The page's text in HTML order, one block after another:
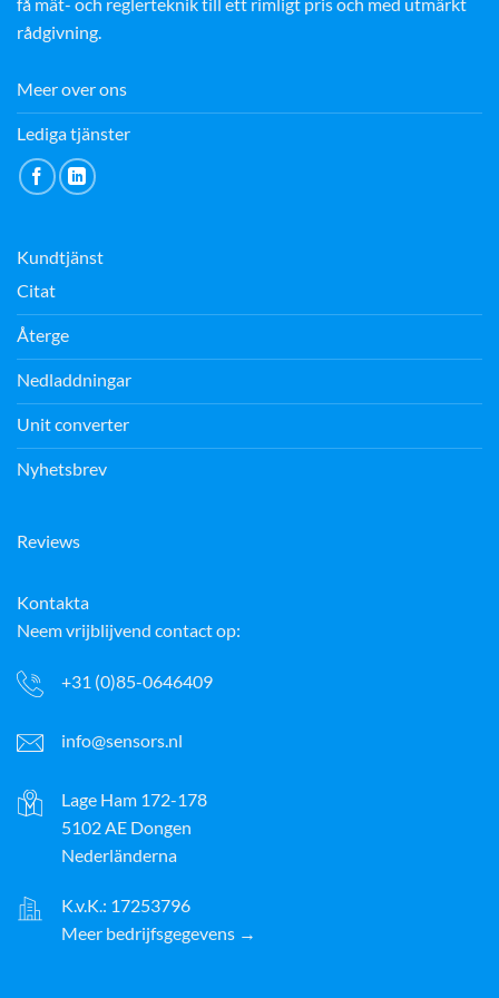
få mät- och reglerteknik till ett rimligt pris och med utmärkt
rådgivning.
Meer over ons
Lediga tjänster
Kundtjänst
Citat
Återge
Nedladdningar
Unit converter
Nyhetsbrev
Reviews
Kontakta
Neem vrijblijvend contact op:
+31 (0)85-0646409
info@sensors.nl
Lage Ham 172-178
5102 AE Dongen
Nederländerna
K.v.K.: 17253796
Meer bedrijfsgegevens →